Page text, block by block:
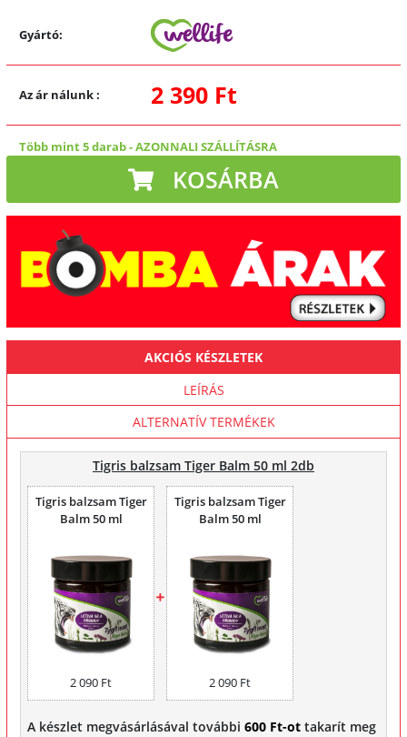
Gyártó:
Az ár nálunk: 2 390 Ft
Több mint 5 darab-AZONNALI SZÁLLÍTÁSRA
KOSÁRBA
AKCIÓS KÉSZLETEK
LEÍRÁS
ALTERNATÍV TERMÉKEK
Tigris balzsam Tiger Balm 50 ml 2db
Tigris balzsam Tiger
Balm 50 ml
2 090 Ft
Tigris balzsam Tiger
Balm 50 ml
2 090 Ft
A készlet megvásárlásával további 600 Ft-ot takarít meg